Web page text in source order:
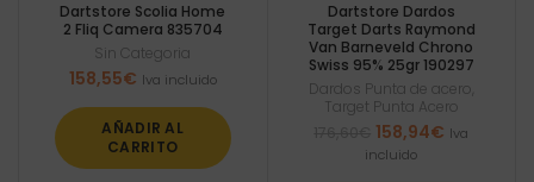
Dartstore Scolia Home
2 Fliq Camera 835704
Sin Categoria
158,55€ Iva incluido
AÑADIR AL
CARRITO
Dartstore Dardos
Target Darts Raymond
Van Barneveld Chrono
Swiss 95% 25gr 190297
Dardos Punta de acero
Target Punta Acero
El
precio
158,94€ El
Iva
incluido